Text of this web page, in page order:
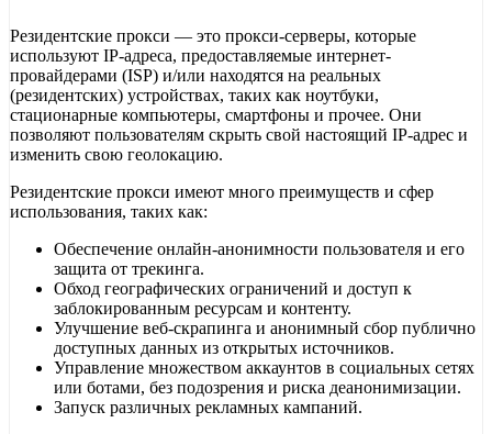
Резидентские прокси — это прокси-серверы, которые
используют IP-адреса, предоставляемые интернет-
провайдерами (ISP) и/или находятся на реальных
(резидентских) устройствах, таких как ноутбуки,
стационарные компьютеры, смартфоны и прочее. Они
позволяют пользователям скрыть свой настоящий IP-адрес и
изменить свою геолокацию.
Резидентские прокси имеют много преимуществ и сфер
использования, таких как:
Обеспечение онлайн-анонимности пользователя и его
защита от трекинга.
Обход географических ограничений и доступ к
заблокированным ресурсам и контенту.
Улучшение веб-скрапинга и анонимный сбор публично
доступных данных из открытых источников.
Управление множеством аккаунтов в социальных сетях
или ботами, без подозрения и риска деанонимизации.
Запуск различных рекламных кампаний.